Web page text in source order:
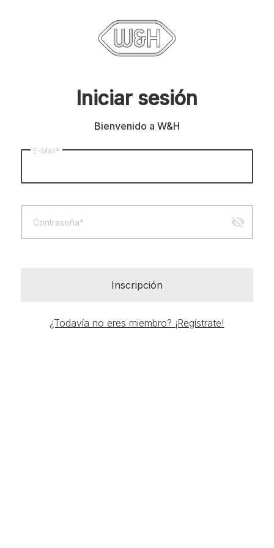
Iniciar sesión
Bienvenido a W&H
E-Mail*
Contraseña* visibility_off
Inscripción
¿Todavía no eres miembro? ¡Regístrate!